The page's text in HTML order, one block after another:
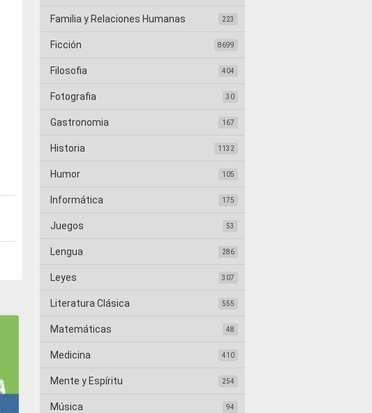
Familia y Relaciones Humanas 223
Ficción 8699
Filosofia 404
Fotografia 30
Gastronomia 167
Historia 1132
Humor 105
Informática 175
Juegos 53
Lengua 286
Leyes 307
Literatura Clásica 555
Matemáticas 48
Medicina 410
Mente y Espíritu 254
Música 94